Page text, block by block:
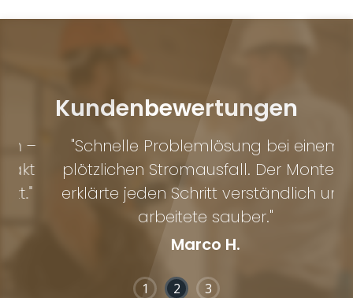
Kundenbewertungen
"Schnelle Problemlösung bei einem
plötzlichen Stromausfall. Der Monteur
erklärte jeden Schritt verständlich und
arbeitete sauber."
Marco H.
1 2 3